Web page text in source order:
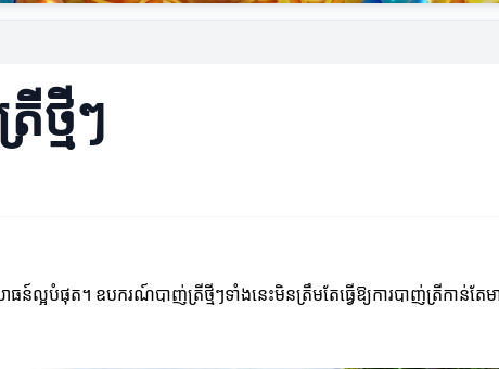
ថ្មីៗ
បំផុត។ ឧបករណ៍បាញ់ត្រីថ្មីៗទាំងនេះមិនត្រឹមតែធ្វើឱ្យការបាញ់ត្រីកាន់តែមា